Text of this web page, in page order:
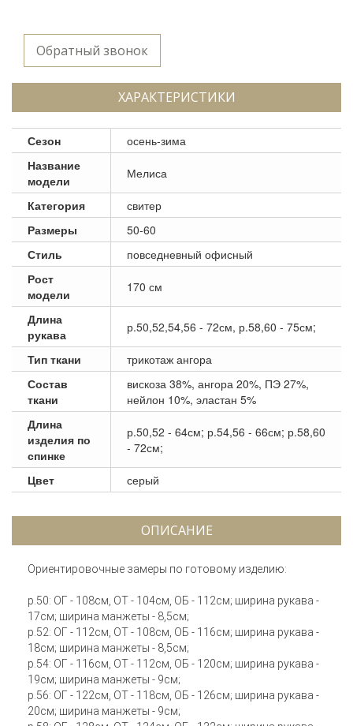
Обратный звонок
ХАРАКТЕРИСТИКИ
Сезон
осень-зима
Название
модели
Мелиса
Категория
свитер
Размеры
50-60
Стиль
повседневный офисный
Рост
модели
170 см
Длина
рукава
р.50,52,54,56 - 72см, р.58,60 - 75см;
Тип ткани
трикотаж ангора
Состав
ткани
вискоза 38%, ангора 20%, ПЭ 27%,
нейлон 10%, эластан 5%
Длина
изделия по
спинке
р.50,52 - 64см; р.54,56 - 66см; р.58,60
- 72см;
Цвет серый
ОПИСАНИЕ
Ориентировочные замеры по готовому изделию:
р.50: ОГ - 108см, ОТ - 104см, ОБ - 112см; ширина рукава -
17см; ширина манжеты - 8,5см;
р.52: ОГ - 112см, ОТ - 108см, ОБ - 116см; ширина рукава -
18см; ширина манжеты - 8,5см;
р.54: ОГ - 116см, ОТ - 112см, ОБ - 120см; ширина рукава -
19см; ширина манжеты - 9см;
р.56: ОГ - 122см, ОТ - 118см, ОБ - 126см; ширина рукава -
20см; ширина манжеты - 9см;